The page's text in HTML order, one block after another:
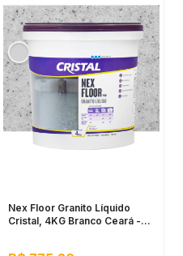
Nex Floor Granito Líquido
Cristal, 4KG Branco Ceará -